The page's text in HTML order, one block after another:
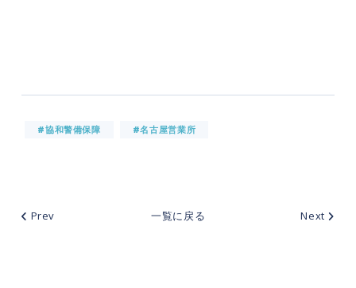
#協和警備保障 #名古屋営業所
Prev 一覧に戻る Next